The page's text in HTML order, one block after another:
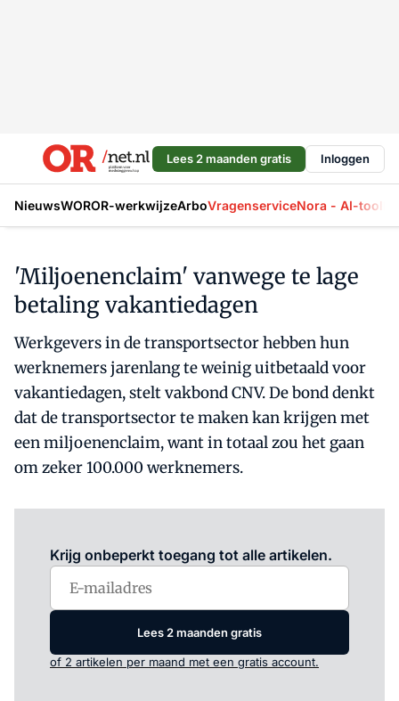
Lees 2 maanden gratis Inloggen
NieuwsWOROR-werkwijzeArboVragenserviceNora - AI-tool
'Miljoenenclaim' vanwege te lage
betaling vakantiedagen
Werkgevers in de transportsector hebben hun
werknemers jarenlang te weinig uitbetaald voor
vakantiedagen, stelt vakbond CNV. De bond denkt
dat de transportsector te maken kan krijgen met
een miljoenenclaim, want in totaal zou het gaan
om zeker 100.000 werknemers.
Krijg onbeperkt toegang tot alle artikelen.
Lees 2 maanden gratis
of 2 artikelen per maand met een gratis account.